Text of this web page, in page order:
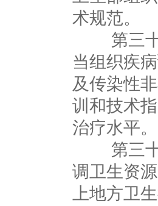
术规范。
第三十
当组织疾
及传染性
训和技术
治疗水平。
第三十
调卫生资
上地方卫